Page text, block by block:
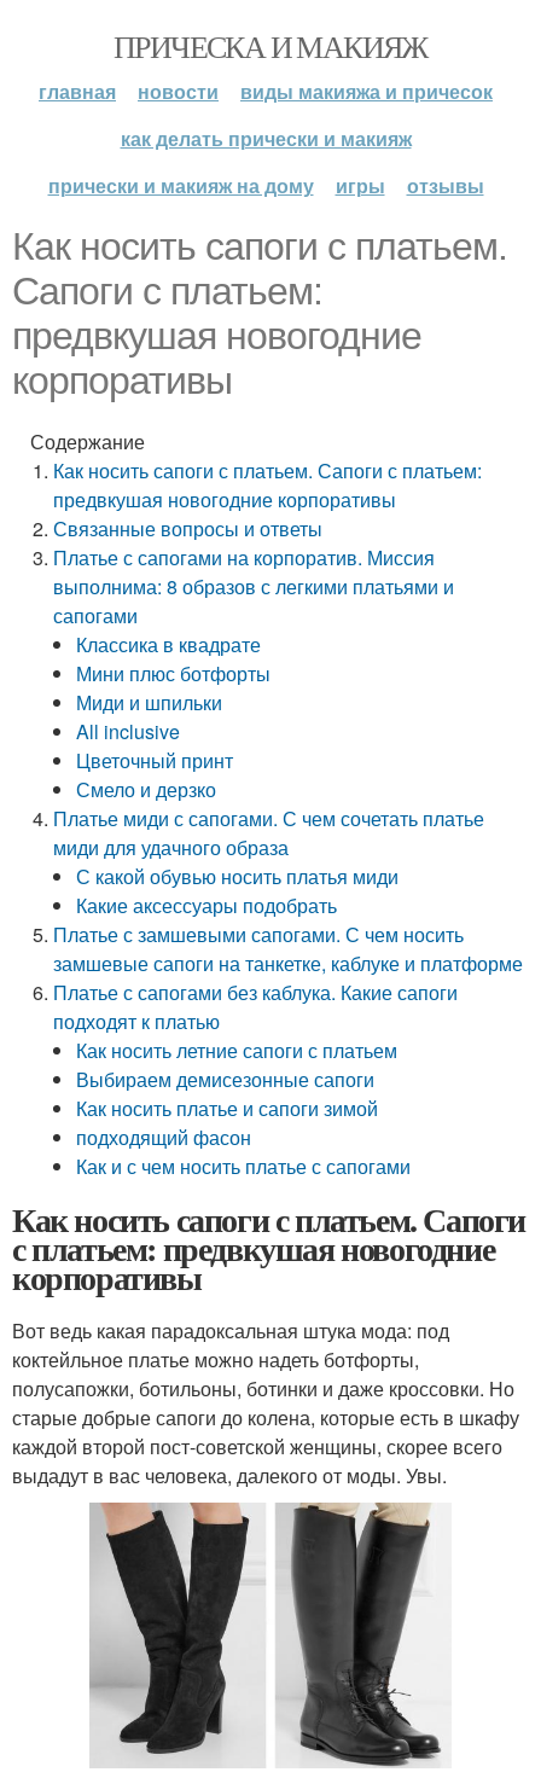
ПРИЧЕСКА И МАКИЯЖ
главная новости
виды макияжа и причесок
как делать прически и макияж
прически и макияж на дому
игры отзывы
Как носить сапоги с платьем.
Сапоги с платьем:
предвкушая новогодние
корпоративы
Содержание
Как носить сапоги с платьем. Сапоги с платьем:
предвкушая новогодние корпоративы
Связанные вопросы и ответы
Платье с сапогами на корпоратив. Миссия
выполнима: 8 образов с легкими платьями и
сапогами
Классика в квадрате
Мини плюс ботфорты
Миди и шпильки
All inclusive
Цветочный принт
Смело и дерзко
Платье миди с сапогами. С чем сочетать платье
миди для удачного образа
С какой обувью носить платья миди
Какие аксессуары подобрать
Платье с замшевыми сапогами. С чем носить
замшевые сапоги на танкетке, каблуке и платформе
Платье с сапогами без каблука. Какие сапоги
подходят к платью
Как носить летние сапоги с платьем
Выбираем демисезонные сапоги
Как носить платье и сапоги зимой
подходящий фасон
Как и с чем носить платье с сапогами
Как носить сапоги с платьем. Сапоги
с платьем: предвкушая новогодние
корпоративы
Вот ведь какая парадоксальная штука мода: под
коктейльное платье можно надеть ботфорты,
полусапожки, ботильоны, ботинки и даже кроссовки. Но
старые добрые сапоги до колена, которые есть в шкафу
каждой второй пост-советской женщины, скорее всего
выдадут в вас человека, далекого от моды. Увы.